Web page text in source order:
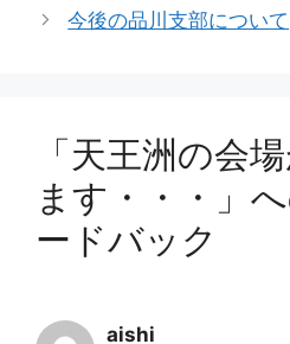
リ
今後の品川支部について
「天王洲の会
ます・・・」
ードバック
aishi